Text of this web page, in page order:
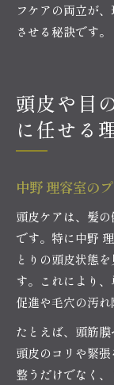
フケアの両立が
させる秘訣です。
頭皮や目
に任せる
中野 理容室の
頭皮ケアは、髪
です。特に中野
とりの頭皮状態
す。これにより
促進や毛穴の汚
たとえば、頭筋膜
頭皮のコリや緊
整うだけでなく